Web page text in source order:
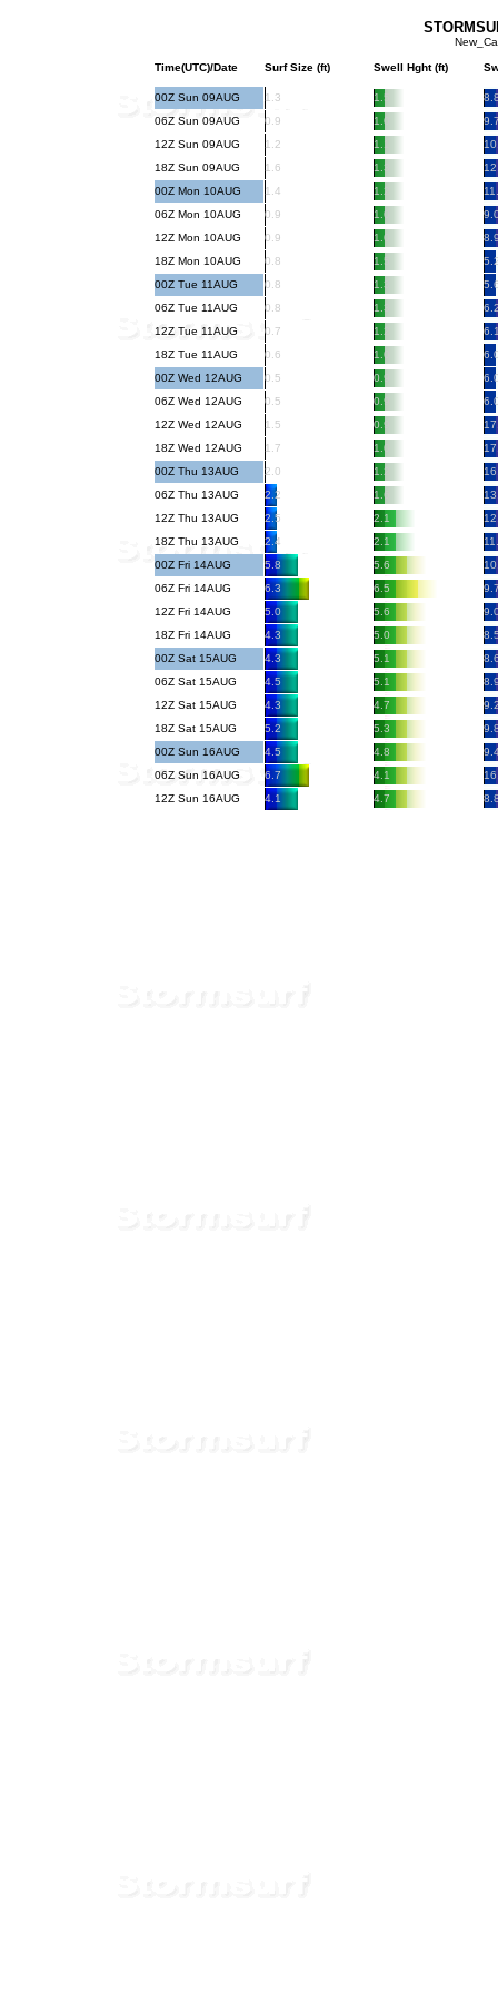
Time(UTC)/Date Surf Size (ft) Swell Hght (ft)
00Z Sun 09AUG 1.3 1.5
06Z Sun 09AUG
0.9 1.0
12Z Sun 09AUG
1.2 1.1
18Z Sun 09AUG
1.6 1.3
00Z Mon 10AUG
1.4 1.2
06Z Mon 10AUG
0.9 1.0
12Z Mon 10AUG
0.9 1.0
18Z Mon 10AUG
0.8 1.5
00Z Tue 11AUG
0.8 1.3
06Z Tue 11AUG
0.8 1.3
12Z Tue 11AUG
0.7 1.2
18Z Tue 11AUG
0.6 1.0
00Z Wed 12AUG
0.5 0.9
06Z Wed 12AUG
0.5 0.9
12Z Wed 12AUG
1.5 0.9
18Z Wed 12AUG
1.7 1.0
00Z Thu 13AUG
2.0 1.2
06Z Thu 13AUG
2.2 1.6
12Z Thu 13AUG
2.5 2.1
18Z Thu 13AUG
2.4 2.1
00Z Fri 14AUG
5.8 5.6
06Z Fri 14AUG
6.3 6.5
12Z Fri 14AUG
5.0 5.6
18Z Fri 14AUG
4.3 5.0
00Z Sat 15AUG
4.3 5.1
06Z Sat 15AUG
4.5 5.1
12Z Sat 15AUG
4.3 4.7
18Z Sat 15AUG
5.2 5.3
00Z Sun 16AUG
4.5 4.8
06Z Sun 16AUG
6.7 4.1
12Z Sun 16AUG
4.1 4.7